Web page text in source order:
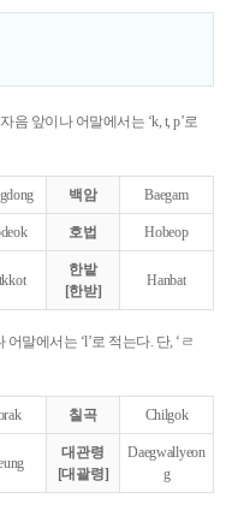
음 앞이나 어말에서는 ‘k, t, p’로
백암 Baegam
호법 Hobeop
한밭
[한받]
Hanbat
어말에서는 ‘l’로 적는다. 단, ‘ㄹ
칠곡 Chilgok
대관령
[대괄령]
Daegwallyeon
g